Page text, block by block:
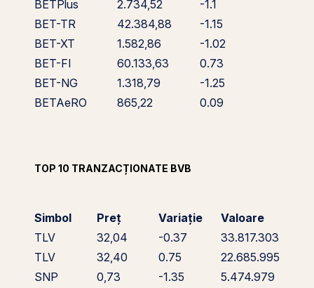
BETPlus
2.734,52
-1.1
BET-TR
42.384,88
-1.15
BET-XT
1.582,86
-1.02
BET-FI
60.133,63
0.73
BET-NG
1.318,79
-1.25
BETAeRO
865,22 0.09
TOP 10 TRANZACȚIONATE BVB
Simbol Preț Variație
Valoare
TLV
32,04 -0.37
33.817.303
TLV
32,40 0.75
22.685.995
SNP
0,73 -1.35
5.474.979